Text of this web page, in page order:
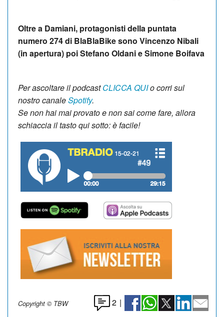
Oltre a Damiani, protagonisti della puntata
numero 274 di BlaBlaBike sono Vincenzo Nibali
(in apertura) poi Stefano Oldani e Simone Boifava
Per ascoltare il podcastCLICCA QUIo corri sul
nostro canaleSpotify.
Se non hai mai provato e non sai come fare, allora
schiaccia il tasto qui sotto:è facile!
Copyright © TBW 2 |